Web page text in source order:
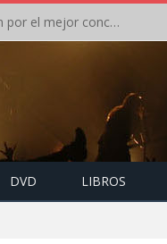
Crónica: In Flames y The Baboon Show compiten por el mejor concierto del día en el Leyendas del Rock – Viernes – Agosto 2026
DVD LIBROS